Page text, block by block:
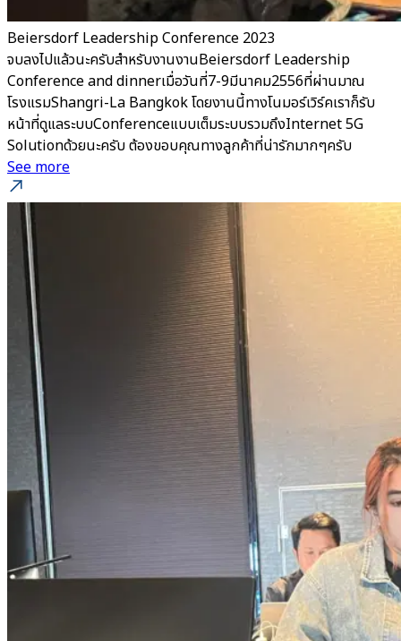
Beiersdorf Leadership Conference 2023
จบลงไปแล้วนะครับสำหรับงานงานBeiersdorf Leadership
Conference and dinnerเมื่อวันที่7-9มีนาคม2556ที่ผ่านมาณ
โรงแรมShangri-La Bangkok โดยงานนี้ทางโนมอร์เวิร์คเราก็รับ
หน้าที่ดูแลระบบConferenceแบบเต็มระบบรวมถึงInternet 5G
Solutionด้วยนะครับ ต้องขอบคุณทางลูกค้าที่น่ารักมากๆครับ
See more